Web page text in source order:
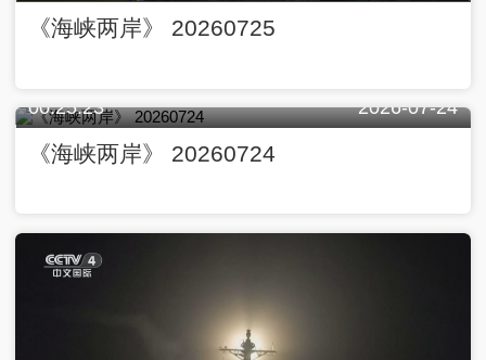
《海峡两岸》 20260725
00:25:23 2026-07-24
《海峡两岸》 20260724